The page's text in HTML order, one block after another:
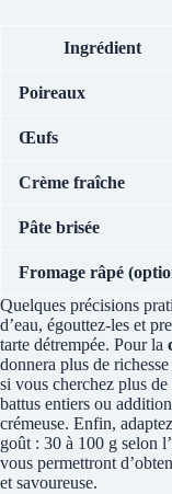
Ingrédient
Poireaux
Œufs
Crème fraîche
Pâte brisée
Fromage râpé
Quelques précisions
d’eau, égouttez-les et
tarte détrempée. Pour la
donnera plus de
si vous cherchez plus
battus entiers ou
crémeuse. Enfin,
goût : 30 à 100 g selon
vous permettront
et savoureuse.